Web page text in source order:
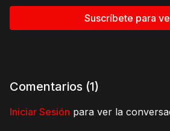
Suscríbete para
Comentarios (1)
Iniciar Sesión para ver la